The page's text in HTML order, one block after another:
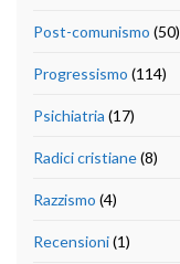
Post-comunismo (50)
Progressismo (114)
Psichiatria (17)
Radici cristiane(8)
Razzismo (4)
Recensioni(1)